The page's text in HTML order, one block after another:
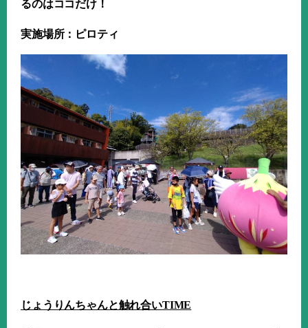
るのはココだけ！
実施場所：ピロティ
じょうりんちゃんと触れ合いTIME